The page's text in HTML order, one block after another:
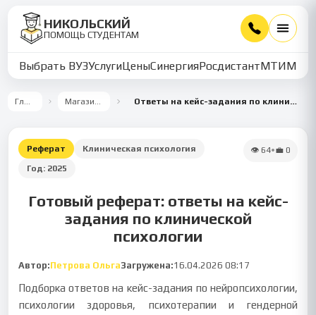
НИКОЛЬСКИЙ
ПОМОЩЬ СТУДЕНТАМ
Выбрать ВУЗУслугиЦеныСинергияРосдистантМТИММУ
Главная Магазин работ Ответы на кейс-задания по клинической психологии
Реферат
Клиническая психология
Год: 2025
👁 64•💼 0
Готовый реферат: ответы на кейс-
задания по клинической
психологии
Автор:Петрова ОльгаЗагружена:16.04.2026 08:17
Подборка ответов на кейс-задания по нейропсихологии,
психологии здоровья, психотерапии и гендерной